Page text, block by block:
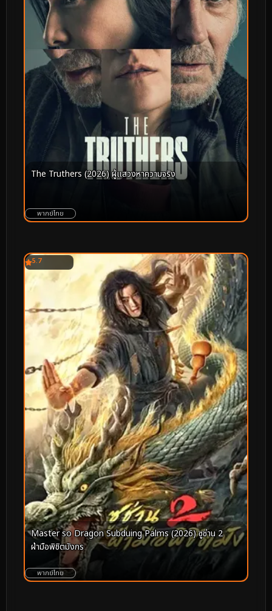
The Truthers (2026) ผู้แสวงหาความจริง
พากย์ไทย
5.7
Master so Dragon Subduing Palms (2026) ซูช่าน 2
ฝ่ามือพิชิตมังกร
พากย์ไทย